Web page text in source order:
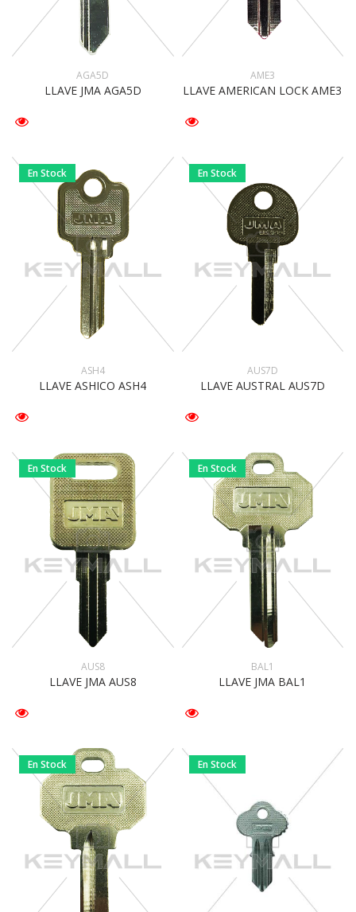
AGA5D
LLAVE JMA AGA5D
AME3
LLAVE AMERICAN LOCK AME3
En Stock
ASH4
LLAVE ASHICO ASH4
En Stock
AUS7D
LLAVE AUSTRAL AUS7D
En Stock
AUS8
LLAVE JMA AUS8
En Stock
BAL1
LLAVE JMA BAL1
En Stock En Stock